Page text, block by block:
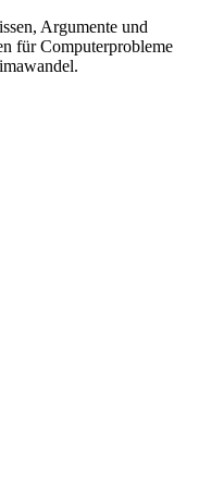
Argumente und
für Computerprobleme